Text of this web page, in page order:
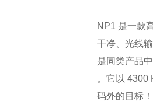
NP1 是一款
干净、光线
是同类产品
。它以 4300
码外的目标！